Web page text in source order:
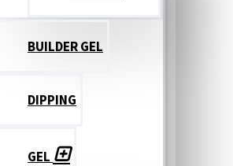
BUILDER GEL
DIPPING
GEL